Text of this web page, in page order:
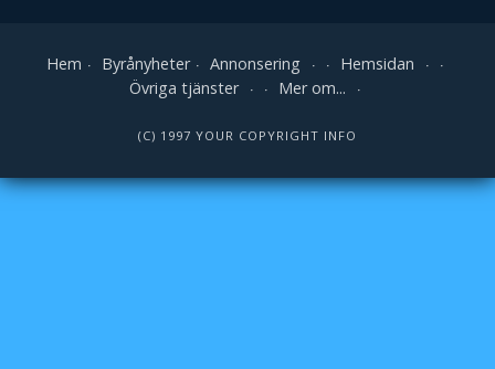
Hem Byrånyheter Annonsering
Hemsidan
Övriga tjänster
Mer om...
(C) 1997 YOUR COPYRIGHT INFO